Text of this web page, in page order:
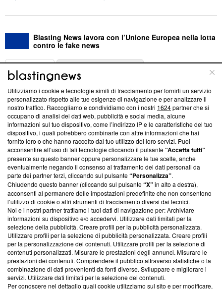
Blasting News lavora con l’Unione Europea nella lotta
contro le fake news
ABOUT
Questa sezione offre informazioni trasparenti su Blasting
News, sui nostri processi editoriali e su come ci impegniamo a
creare news di qualità. Inoltre, afferma la nostra aderenza a
‘Trust Project - News with Integrity’Blasting News non è
ancora membro del programma, ma ha richiesto di farne
parte; Trust Project non ha ancora effettuato una verifica di
conformità agli standard.
Su di noi
Team editoriale
Corporate
Redazione
Informativa Privacy
Cookie Policy
Blasting SA, IDI CHE-247.845.224, Via Carlo Frasca, 3 - 6900
Utilizziamo i cookie e tecnologie simili di tracciamento per fornirti un servizio
personalizzato rispetto alle tue esigenze di navigazione e per analizzare il
nostro traffico. Raccogliamo e condividiamo con i nostri 1624partner che si
occupano di analisi dei dati web, pubblicità e social media, alcune
informazioni sul tuo dispositivo, come l’indirizzo IP e le caratteristiche del tuo
dispositivo, i quali potrebbero combinarle con altre informazioni che hai
fornito loro o che hanno raccolto dal tuo utilizzo dei loro servizi. Puoi
acconsentire all’uso di tali tecnologie cliccando il pulsante“Accetta tutti”
presente su questo banner oppure personalizzare le tue scelte, anche
eventualmente negando il consenso al trattamento dei dati personali da
parte dei partner terzi, cliccando sul pulsante“Personalizza”.
Chiudendo questo banner (cliccando sul pulsante“X”in alto a destra),
acconsenti al permanere delle impostazioni predefinite che non consentono
l’utilizzo di cookie o altri strumenti di tracciamento diversi dai tecnici.
Noi e i nostri partner trattiamo i tuoi dati di navigazione per: Archiviare
informazioni su dispositivo e/o accedervi. Utilizzare dati limitati per la
selezione della pubblicità. Creare profili per la pubblicità personalizzata.
Utilizzare profili per la selezione di pubblicità personalizzata. Creare profili
per la personalizzazione dei contenuti. Utilizzare profili per la selezione di
contenuti personalizzati. Misurare le prestazioni degli annunci. Misurare le
prestazioni dei contenuti. Comprendere il pubblico attraverso statistiche o la
combinazione di dati provenienti da fonti diverse. Sviluppare e migliorare i
servizi. Utilizzare dati limitati per la selezione dei contenuti.
Per conoscere nel dettaglio quali cookie utilizziamo sul sito e per modificare,